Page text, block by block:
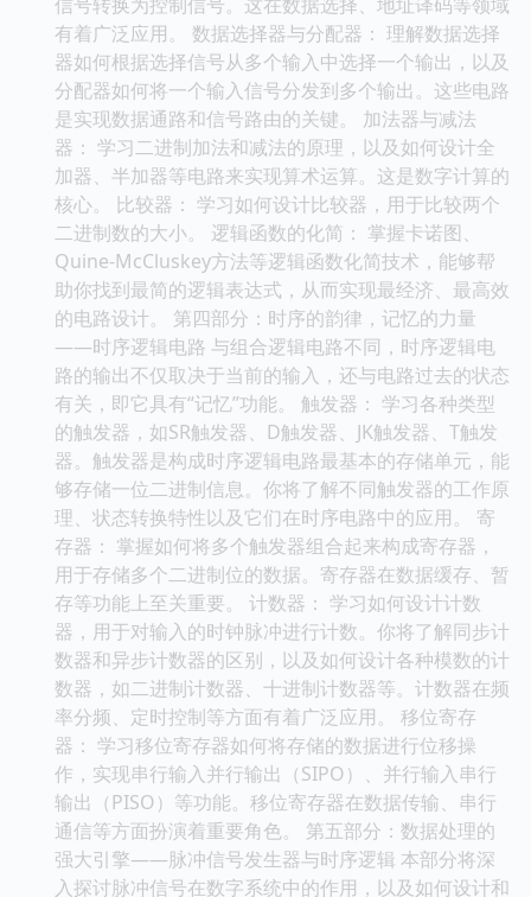
有着广泛应用。 数据选择器与分配器： 理解数据选择
器如何根据选择信号从多个输入中选择一个输出，以及
分配器如何将一个输入信号分发到多个输出。这些电路
是实现数据通路和信号路由的关键。 加法器与减法
器： 学习二进制加法和减法的原理，以及如何设计全
加器、半加器等电路来实现算术运算。这是数字计算的
核心。 比较器： 学习如何设计比较器，用于比较两个
二进制数的大小。 逻辑函数的化简： 掌握卡诺图、
Quine-McCluskey方法等逻辑函数化简技术，能够帮
助你找到最简的逻辑表达式，从而实现最经济、最高效
的电路设计。 第四部分：时序的韵律，记忆的力量
——时序逻辑电路 与组合逻辑电路不同，时序逻辑电
路的输出不仅取决于当前的输入，还与电路过去的状态
有关，即它具有“记忆”功能。 触发器： 学习各种类型
的触发器，如SR触发器、D触发器、JK触发器、T触发
器。触发器是构成时序逻辑电路最基本的存储单元，能
够存储一位二进制信息。你将了解不同触发器的工作原
理、状态转换特性以及它们在时序电路中的应用。 寄
存器： 掌握如何将多个触发器组合起来构成寄存器，
用于存储多个二进制位的数据。寄存器在数据缓存、暂
存等功能上至关重要。 计数器： 学习如何设计计数
器，用于对输入的时钟脉冲进行计数。你将了解同步计
数器和异步计数器的区别，以及如何设计各种模数的计
数器，如二进制计数器、十进制计数器等。计数器在频
率分频、定时控制等方面有着广泛应用。 移位寄存
器： 学习移位寄存器如何将存储的数据进行位移操
作，实现串行输入并行输出（SIPO）、并行输入串行
输出（PISO）等功能。移位寄存器在数据传输、串行
通信等方面扮演着重要角色。 第五部分：数据处理的
强大引擎——脉冲信号发生器与时序逻辑 本部分将深
入探讨脉冲信号在数字系统中的作用，以及如何设计和